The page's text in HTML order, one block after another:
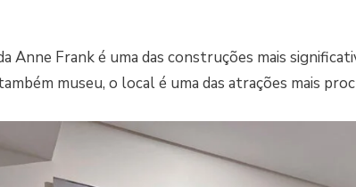
Anne Frank é uma das construções mais
museu, o local é uma das atrações mais